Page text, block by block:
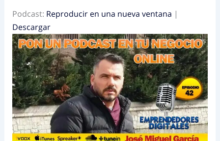
Podcast: Reproducir en una nueva ventana |
Descargar